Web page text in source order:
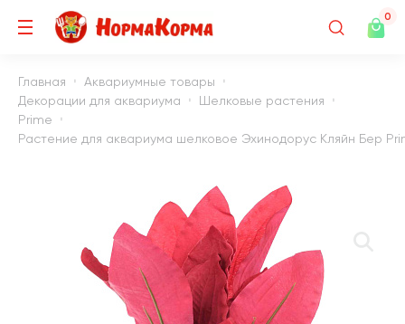
0
Главная
Аквариумные товары
Декорации для аквариума
Шелковые растения
Prime
Растение для аквариума шелковое Эхинодорус Кляйн Бер